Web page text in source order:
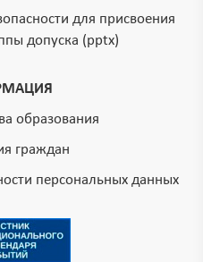
для присвоения
допуска (pptx)
образования
граждан
персональных данных